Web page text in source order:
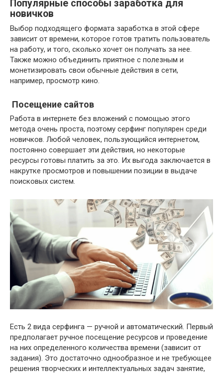
Популярные способы заработка для
новичков
Выбор подходящего формата заработка в этой сфере
зависит от времени, которое готов тратить пользователь
на работу, и того, сколько хочет он получать за нее.
Также можно объединить приятное с полезным и
монетизировать свои обычные действия в сети,
например, просмотр кино.
Посещение сайтов
Работа в интернете без вложений с помощью этого
метода очень проста, поэтому серфинг популярен среди
новичков. Любой человек, пользующийся интернетом,
постоянно совершает эти действия, но некоторые
ресурсы готовы платить за это. Их выгода заключается в
накрутке просмотров и повышении позиции в выдаче
поисковых систем.
Есть 2 вида серфинга — ручной и автоматический. Первый
предполагает ручное посещение ресурсов и проведение
на них определенного количества времени (зависит от
задания). Это достаточно однообразное и не требующее
решения творческих и интеллектуальных задач занятие,